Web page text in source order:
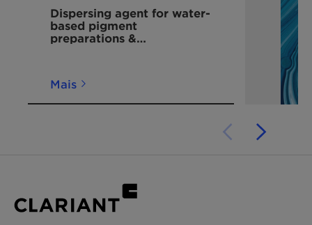
Dispersing agent for water-
based pigment
preparations &
Mais